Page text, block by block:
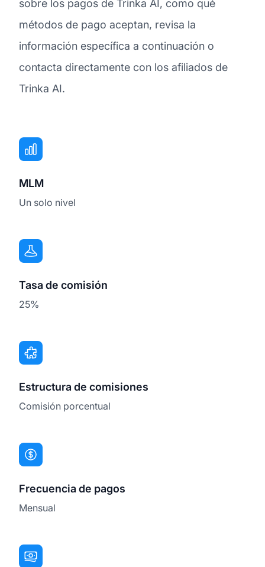
sobre los pagos de Trinka AI, como qué
métodos de pago aceptan, revisa la
información específica a continuación o
contacta directamente con los afiliados de
Trinka AI.
MLM
Un solo nivel
Tasa de comisión
25%
Estructura de comisiones
Comisión porcentual
Frecuencia de pagos
Mensual